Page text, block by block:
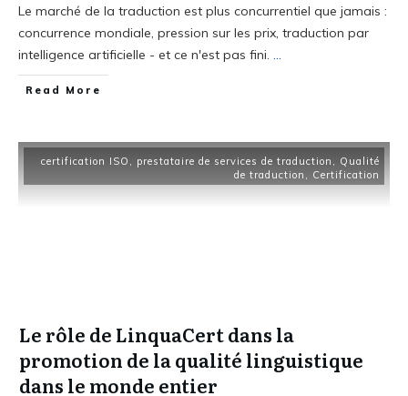
Le marché de la traduction est plus concurrentiel que jamais :
concurrence mondiale, pression sur les prix, traduction par
intelligence artificielle - et ce n'est pas fini. ...
Read More
certification ISO , prestataire de services de traduction , Qualité
de traduction , Certification
Le rôle de LinquaCert dans la
promotion de la qualité linguistique
dans le monde entier